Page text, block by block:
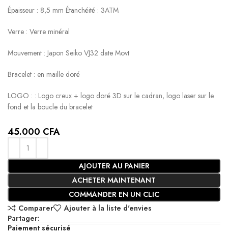
Épaisseur : 8,5 mm Étanchéité : 3ATM
Verre : Verre minéral
Mouvement : Japon Seiko VJ32 date Movt
Bracelet : en maille doré
LOGO : : Logo creux + logo doré 3D sur le cadran, logo laser sur le
fond et la boucle du bracelet
45.000 CFA
AJOUTER AU PANIER
ACHETER MAINTENANT
COMMANDER EN UN CLIC
Comparer
Ajouter à la liste d'envies
Partager:
Paiement sécurisé